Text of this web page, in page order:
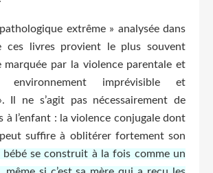
extrême » analysée dans
ces livres provient le plus souvent
marquée par la violence parentale et
imprévisible et
Il ne s’agit pas nécessairement de
à l’enfant : la violence conjugale dont
suffire à oblitérer fortement son
bébé se construit à la fois comme un